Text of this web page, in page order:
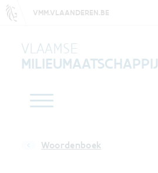
VMM.VLAANDEREN.BE
VLAAMSE
MILIEUMAATSCHAPPIJ
Woordenboek